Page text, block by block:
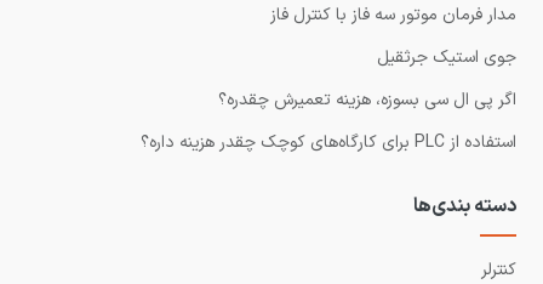
مدار فرمان موتور سه فاز با کنترل فاز
جوی استیک جرثقیل
اگر پی ال سی بسوزه، هزینه تعمیرش چقدره؟
استفاده از PLC برای کارگاه‌های کوچک چقدر هزینه داره؟
دسته بندی‌ها
کنترلر